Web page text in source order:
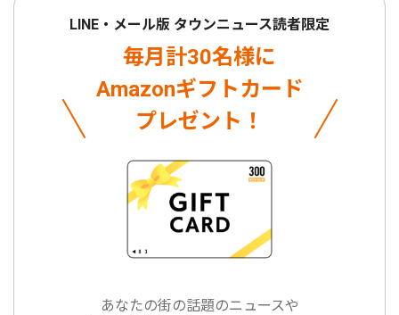
LINE・メール版 タウンニュース読者限定
毎月計30名様に
Amazonギフトカード
プレゼント！
あなたの街の話題のニュースや